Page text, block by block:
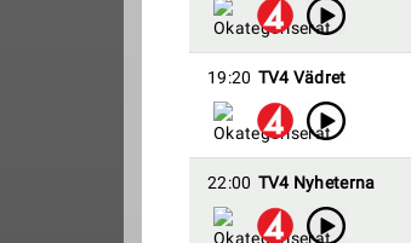
19:20 TV4 Vädret
22:00 TV4 Nyheterna